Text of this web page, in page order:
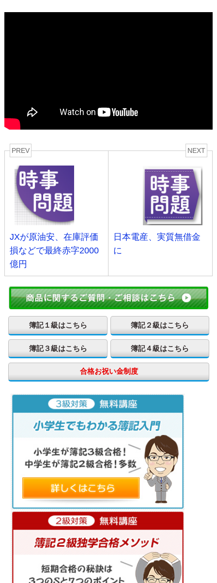
PREV
JXが原油安、在庫評価
損などで最終赤字2000
億円
NEXT
日本電産、実質無借金
に
簿記１級はこちら 簿記２級はこちら
簿記３級はこちら 簿記４級はこちら
合格お祝い金制度